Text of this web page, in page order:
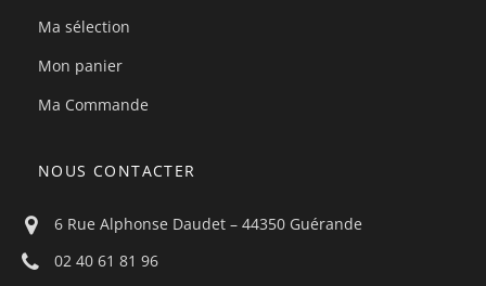
Ma sélection
Mon panier
Ma Commande
NOUS CONTACTER
6 Rue Alphonse Daudet – 44350 Guérande
02 40 61 81 96